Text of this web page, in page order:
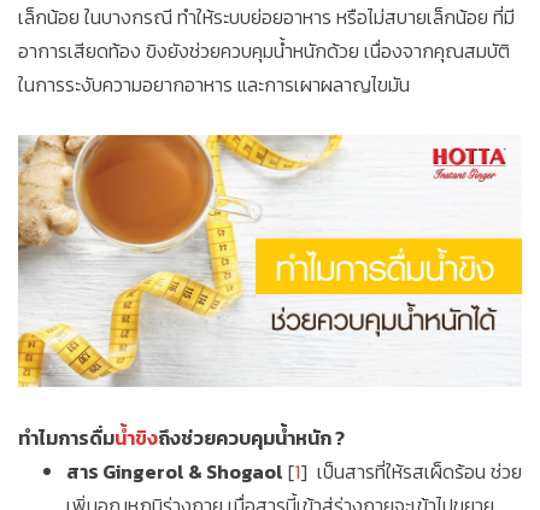
เล็กน้อย ในบางกรณี ทำให้ระบบย่อยอาหาร หรือไม่สบายเล็กน้อย ที่มี
อาการเสียดท้อง ขิงยังช่วยควบคุมน้ำหนักด้วย เนื่องจากคุณสมบัติ
ในการระงับความอยากอาหาร และการเผาผลาญไขมัน
ทำไมการดื่มน้ำขิงถึงช่วยควบคุมน้ำหนัก ?
สาร Gingerol & Shogaol [1] เป็นสารที่ให้รสเผ็ดร้อน ช่วย